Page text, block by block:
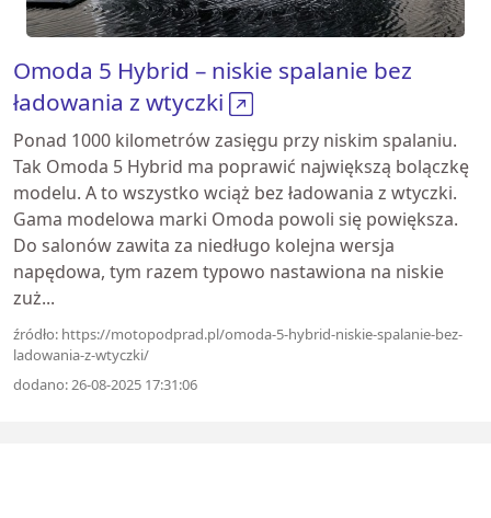
Omoda 5 Hybrid – niskie spalanie bez
ładowania z wtyczki
Ponad 1000 kilometrów zasięgu przy niskim spalaniu.
Tak Omoda 5 Hybrid ma poprawić największą bolączkę
modelu. A to wszystko wciąż bez ładowania z wtyczki.
Gama modelowa marki Omoda powoli się powiększa.
Do salonów zawita za niedługo kolejna wersja
napędowa, tym razem typowo nastawiona na niskie
zuż...
źródło: https://motopodprad.pl/omoda-5-hybrid-niskie-spalanie-bez-
ladowania-z-wtyczki/
dodano: 26-08-2025 17:31:06